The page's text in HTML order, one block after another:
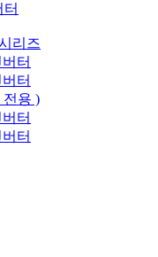
터
리즈
터
터
전용 )
터
터